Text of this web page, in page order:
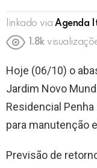
linkado via Agenda
1.8k
Hoje (06/10) o
Jardim Novo
Residencial Penha
para manutenção
Previsão de